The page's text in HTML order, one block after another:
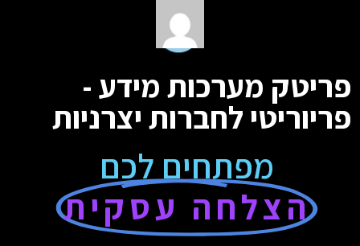
פריטק מערכות מידע -
פריוריטי לחברות יצרניות
מפתחים לכם
הצלחה עסקית